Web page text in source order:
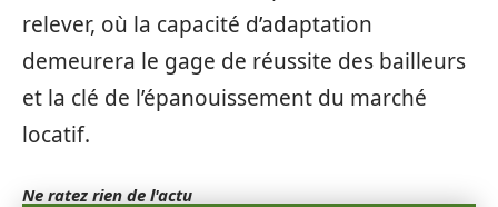
relever, où la capacité d’adaptation
demeurera le gage de réussite des bailleurs
et la clé de l’épanouissement du marché
locatif.
Ne ratez rien de l'actu